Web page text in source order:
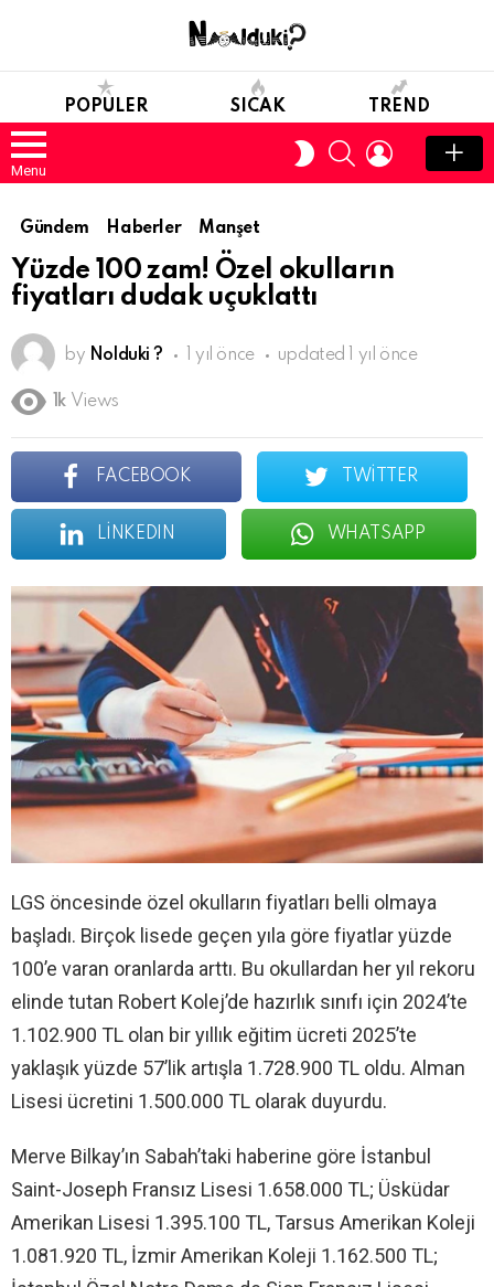
POPULER SICAK TREND
Menu
SWITCH
SKIN
SEARCHLOGIN
Gündem Haberler Manşet
Yüzde 100 zam! Özel okulların
fiyatları dudak uçuklattı
by Nolduki ? 1 yıl önce updated 1 yıl önce
1k Views
FACEBOOK TWITTER
LINKEDIN WHATSAPP
LGS öncesinde özel okulların fiyatları belli olmaya
başladı. Birçok lisede geçen yıla göre fiyatlar yüzde
100’e varan oranlarda arttı. Bu okullardan her yıl rekoru
elinde tutan Robert Kolej’de hazırlık sınıfı için 2024’te
1.102.900 TL olan bir yıllık eğitim ücreti 2025’te
yaklaşık yüzde 57’lik artışla 1.728.900 TL oldu. Alman
Lisesi ücretini 1.500.000 TL olarak duyurdu.
Merve Bilkay’ın Sabah’taki haberine göre İstanbul
Saint-Joseph Fransız Lisesi 1.658.000 TL; Üsküdar
Amerikan Lisesi 1.395.100 TL, Tarsus Amerikan Koleji
1.081.920 TL, İzmir Amerikan Koleji 1.162.500 TL;